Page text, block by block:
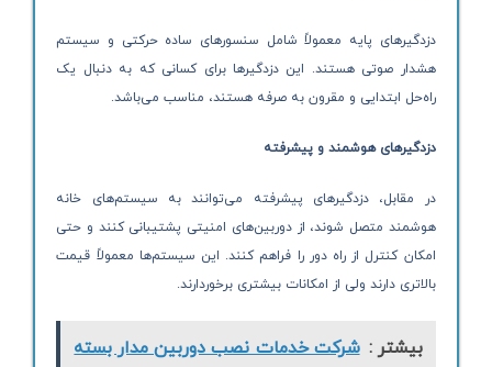
دزدگیرهای پایه معمولاً شامل سنسورهای ساده حرکتی و سیستم
هشدار صوتی هستند. این دزدگیرها برای کسانی که به دنبال یک
راه‌حل ابتدایی و مقرون به صرفه هستند، مناسب می‌باشد.
دزدگیرهای هوشمند و پیشرفته
در مقابل، دزدگیرهای پیشرفته می‌توانند به سیستم‌های خانه
هوشمند متصل شوند، از دوربین‌های امنیتی پشتیبانی کنند و حتی
امکان کنترل از راه دور را فراهم کنند. این سیستم‌ها معمولاً قیمت
بالاتری دارند ولی از امکانات بیشتری برخوردارند.
بیشتر : شرکت خدمات نصب دوربین مدار بسته